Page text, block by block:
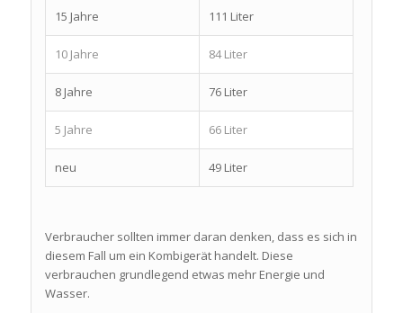
15 Jahre 111 Liter
10 Jahre 84 Liter
8 Jahre 76 Liter
5 Jahre 66 Liter
neu 49 Liter
Verbraucher sollten immer daran denken, dass es sich in
diesem Fall um ein Kombigerät handelt. Diese
verbrauchen grundlegend etwas mehr Energie und
Wasser.